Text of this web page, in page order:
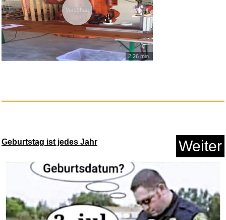
Vorschau
2:26 min.
Geburtstag ist jedes Jahr Weiter